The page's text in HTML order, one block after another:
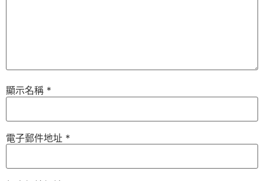
顯示名稱 *
電子郵件地址 *